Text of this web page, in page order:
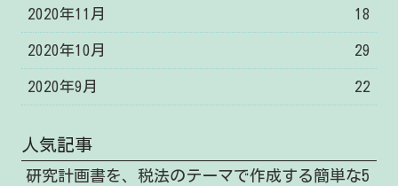
2020年11月 18
2020年10月 29
2020年9月 22
人気記事
研究計画書を、税法のテーマで作成する簡単な5